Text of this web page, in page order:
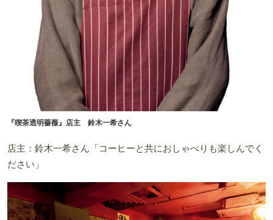
『喫茶透明薔薇』店主 鈴木一希さん
店主：鈴木一希さん「コーヒーと共におしゃべりも楽しんでく
ださい」